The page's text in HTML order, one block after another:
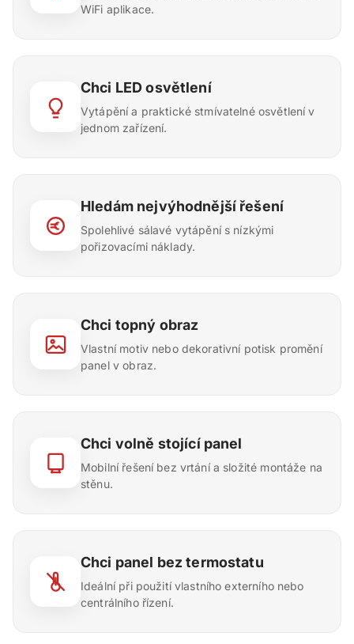
WiFi aplikace.
Chci LED osvětlení
Vytápění a praktické stmívatelné osvětlení v
jednom zařízení.
Hledám nejvýhodnější řešení
Spolehlivé sálavé vytápění s nízkými
pořizovacími náklady.
Chci topný obraz
Vlastní motiv nebo dekorativní potisk promění
panel v obraz.
Chci volně stojící panel
Mobilní řešení bez vrtání a složité montáže na
stěnu.
Chci panel bez termostatu
Ideální při použití vlastního externího nebo
centrálního řízení.